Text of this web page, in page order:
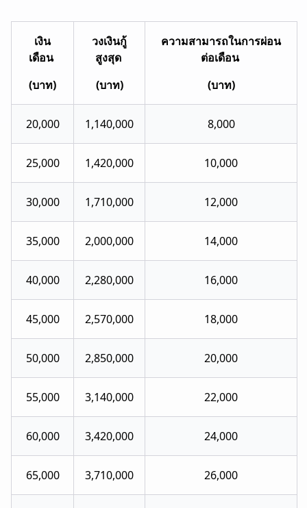
เงิน
เดือน
(บาท)
วงเงินกู้
สูงสุด
(บาท)
ความสามารถในการผ่อน
ต่อเดือน
(บาท)
20,000 1,140,000 8,000
25,000 1,420,000 10,000
30,000 1,710,000 12,000
35,000 2,000,000 14,000
40,000 2,280,000 16,000
45,000 2,570,000 18,000
50,000 2,850,000 20,000
55,000 3,140,000 22,000
60,000 3,420,000 24,000
65,000 3,710,000 26,000